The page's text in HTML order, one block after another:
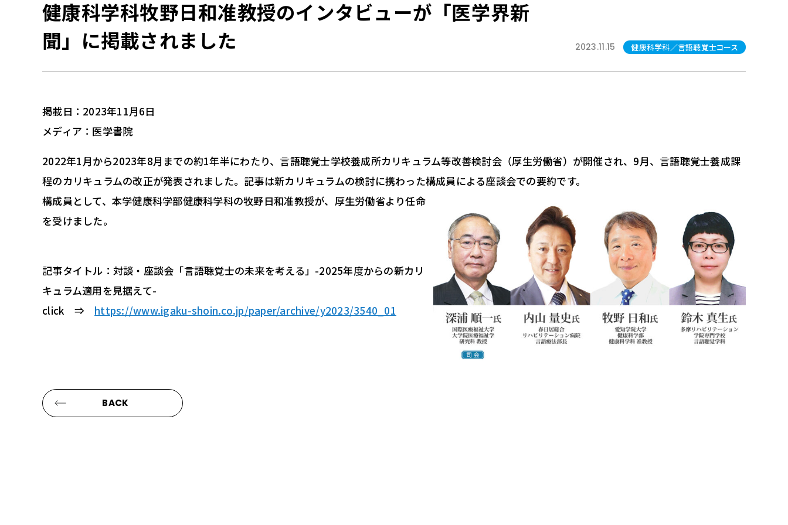
2023.11.15 健康科学科／言語聴覚士コース
健康科学科牧野日和准教授のインタビューが「医学界新
聞」に掲載されました
掲載日：2023年11月6日
メディア：医学書院
2022年1月から2023年8月までの約1年半にわたり、言語聴覚士学校養成所カリキュラム等改善検討会（厚生労働省）が開催され、9月、言語聴覚士養成課
程のカリキュラムの改正が発表されました。記事は新カリキュラムの検討に携わった構成員による座談会での要約です。
構成員として、本学健康科学部健康科学科の牧野日和准教授が、厚生労働省より任命
を受けました。
記事タイトル：対談・座談会「言語聴覚士の未来を考える」-2025年度からの新カリ
キュラム適用を見据えて-
click ⇒ https://www.igaku-shoin.co.jp/paper/archive/y2023/3540_01
BACK